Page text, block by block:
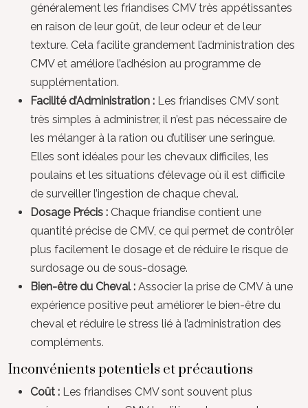
généralement les friandises CMV très appétissantes
en raison de leur goût, de leur odeur et de leur
texture. Cela facilite grandement l’administration des
CMV et améliore l’adhésion au programme de
supplémentation.
Facilité d’Administration : Les friandises CMV sont
très simples à administrer, il n’est pas nécessaire de
les mélanger à la ration ou d’utiliser une seringue.
Elles sont idéales pour les chevaux difficiles, les
poulains et les situations d’élevage où il est difficile
de surveiller l’ingestion de chaque cheval.
Dosage Précis : Chaque friandise contient une
quantité précise de CMV, ce qui permet de contrôler
plus facilement le dosage et de réduire le risque de
surdosage ou de sous-dosage.
Bien-être du Cheval : Associer la prise de CMV à une
expérience positive peut améliorer le bien-être du
cheval et réduire le stress lié à l’administration des
compléments.
Inconvénients potentiels et précautions
Coût : Les friandises CMV sont souvent plus